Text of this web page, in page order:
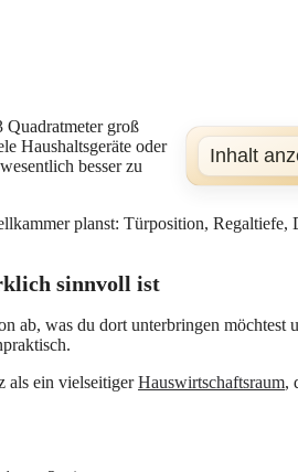
Inhalt
Quadratmeter groß
Haushaltsgeräte oder
besser zu
planst: Türposition,
sinnvoll ist
ab, was du dort unterbringen
als ein vielseitigerHauswirtschaftsraum,